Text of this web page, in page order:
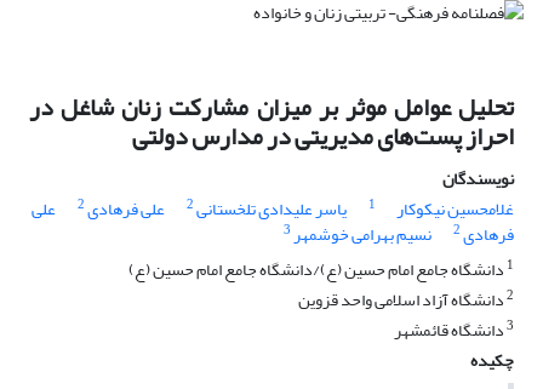
تحلیل عوامل موثر بر میزان مشارکت زنان شاغل در
احراز پست‌های مدیریتی در مدارس دولتی
نویسندگان
غلامحسین نیکوکار
1 یاسر علیدادی تلخستانی2 علی فرهادی2 علی
فرهادی2 نسیم بهرامی خوشمهر3
1 دانشگاه جامع امام حسین (ع)/دانشگاه جامع امام حسین (ع)
2دانشگاه آزاد اسلامی واحد قزوین
3دانشگاه قائمشهر
چکیده